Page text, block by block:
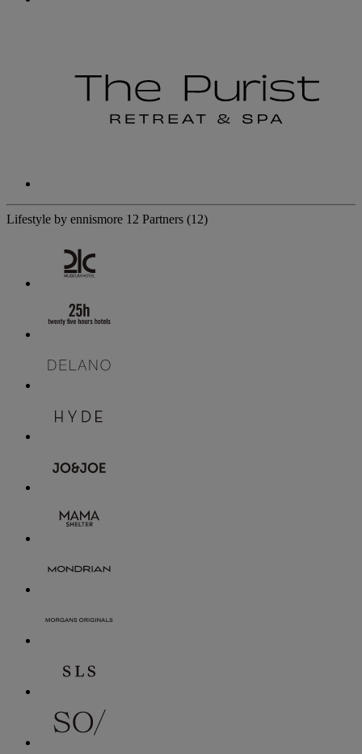
Lifestyle by ennismore 12 Partners (12)